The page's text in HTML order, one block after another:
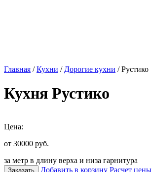
Главная /Кухни / Дорогие кухни / Рустико
Кухня Рустико
Цена:
от 30000 руб.
за метр в длину верха и низа гарнитура
Заказать Добавить в корзину Расчет цены